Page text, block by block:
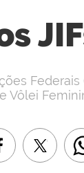
Vôlei